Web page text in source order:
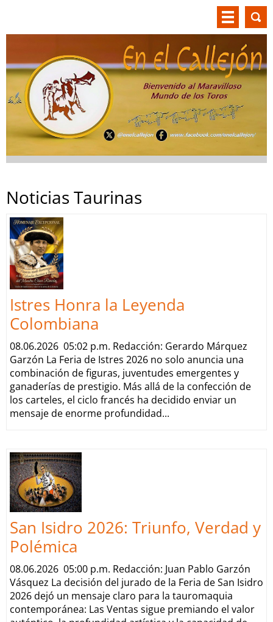
Noticias Taurinas
Istres Honra la Leyenda
Colombiana
08.06.2026 05:02 p.m. Redacción: Gerardo Márquez
Garzón La Feria de Istres 2026 no solo anuncia una
combinación de figuras, juventudes emergentes y
ganaderías de prestigio. Más allá de la confección de
los carteles, el ciclo francés ha decidido enviar un
mensaje de enorme profundidad...
San Isidro 2026: Triunfo, Verdad y
Polémica
08.06.2026 05:00 p.m. Redacción: Juan Pablo Garzón
Vásquez La decisión del jurado de la Feria de San Isidro
2026 dejó un mensaje claro para la tauromaquia
contemporánea: Las Ventas sigue premiando el valor